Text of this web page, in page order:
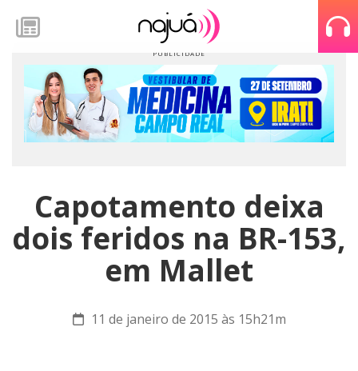
Capotamento deixa
dois feridos na BR-153,
em Mallet
11 de janeiro de 2015 às 15h21m